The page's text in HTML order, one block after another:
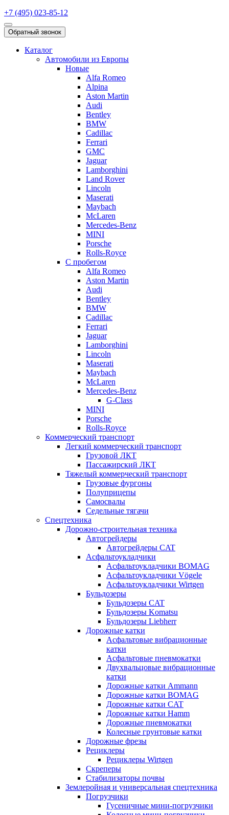
+7 (495) 023-85-12
Обратный звонок
Каталог
Автомобили из Европы
Новые
Alfa Romeo
Alpina
Aston Martin
Audi
Bentley
BMW
Cadillac
Ferrari
GMC
Jaguar
Lamborghini
Land Rover
Lincoln
Maserati
Maybach
McLaren
Mercedes-Benz
MINI
Porsche
Rolls-Royce
С пробегом
Alfa Romeo
Aston Martin
Audi
Bentley
BMW
Cadillac
Ferrari
Jaguar
Lamborghini
Lincoln
Maserati
Maybach
McLaren
Mercedes-Benz
G-Class
MINI
Porsche
Rolls-Royce
Коммерческий транспорт
Легкий коммерческий транспорт
Грузовой ЛКТ
Пассажирский ЛКТ
Тяжелый коммерческий транспорт
Грузовые фургоны
Полуприцепы
Самосвалы
Седельные тягачи
Спецтехника
Дорожно-строительная техника
Автогрейдеры
Автогрейдеры CAT
Асфальтоукладчики
Асфальтоукладчики BOMAG
Асфальтоукладчики Vögele
Асфальтоукладчики Wirtgen
Бульдозеры
Бульдозеры CAT
Бульдозеры Komatsu
Бульдозеры Liebherr
Дорожные катки
Асфальтовые вибрационные
катки
Асфальтовые пневмокатки
Двухвальцовые вибрационные
катки
Дорожные катки Ammann
Дорожные катки BOMAG
Дорожные катки CAT
Дорожные катки Hamm
Дорожные пневмокатки
Колесные грунтовые катки
Дорожные фрезы
Рециклеры
Рециклеры Wirtgen
Скреперы
Стабилизаторы почвы
Землеройная и универсальная спецтехника
Погрузчики
Гусеничные мини-погрузчики